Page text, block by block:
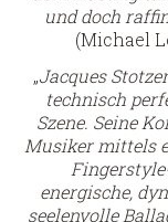
und doch
(Michael
„Jacques
technisch
Szene. Seine
Musiker mittels
energische,
seelenvolle